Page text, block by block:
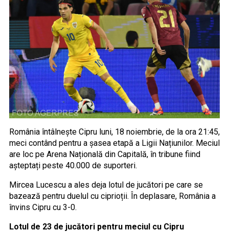
România întâlnește Cipru luni, 18 noiembrie, de la ora 21:45,
meci contând pentru a șasea etapă a Ligii Națiunilor. Meciul
are loc pe Arena Națională din Capitală, în tribune fiind
așteptați peste 40.000 de suporteri.
Mircea Lucescu a ales deja lotul de jucători pe care se
bazează pentru duelul cu ciprioții. În deplasare, România a
învins Cipru cu 3-0.
Lotul de 23 de jucători pentru meciul cu Cipru